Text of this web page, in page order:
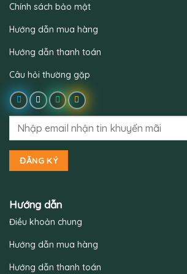
Chính sách bảo mật
Hướng dẫn mua hàng
Hướng dẫn thanh toán
Câu hỏi thường gặp
Hướng dẫn
Điều khoản chung
Hướng dẫn mua hàng
Hướng dẫn thanh toán